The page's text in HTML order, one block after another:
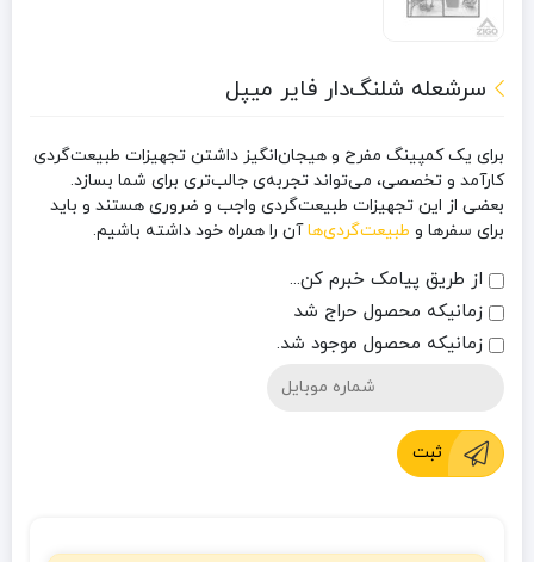
سرشعله شلنگ‌دار فایر میپل
برای یک کمپینگ مفرح و هیجان‌انگیز داشتن تجهیزات طبیعت‌گردی
کارآمد و تخصصی، می‌تواند تجربه‌ی جالب‌تری برای شما بسازد.
بعضی از این تجهیزات طبیعت‌گردی واجب و ضروری هستند و باید
برای سفرها و طبیعت‌گردی‌هاآن را همراه خود داشته باشیم.
از طریق پیامک خبرم کن...
زمانیکه محصول حراج شد
زمانیکه محصول موجود شد.
ثبت